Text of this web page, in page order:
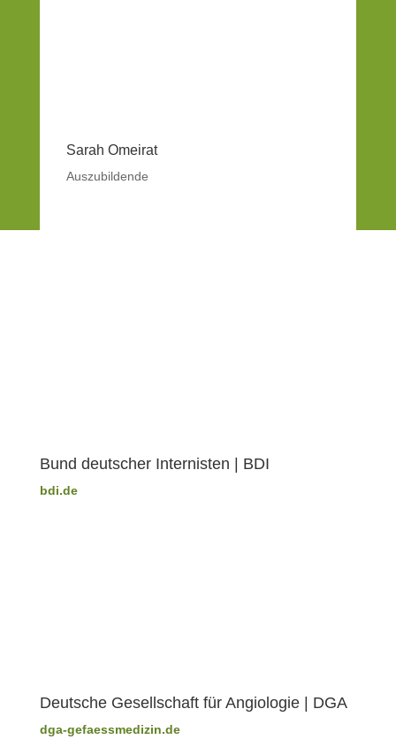
Sarah Omeirat
Auszubildende
Bund deutscher Internisten | BDI
bdi.de
Deutsche Gesellschaft für Angiologie | DGA
dga-gefaessmedizin.de